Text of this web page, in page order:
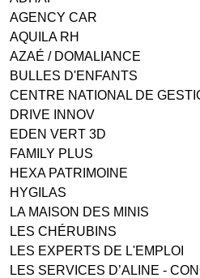
AGENCY CAR
AQUILA RH
AZAÉ / DOMALIANCE
BULLES D'ENFANTS
CENTRE NATIONAL DE
DRIVE INNOV
EDEN VERT 3D
FAMILY PLUS
HEXA PATRIMOINE
HYGILAS
LA MAISON DES MINIS
LES CHÉRUBINS
LES EXPERTS DE L'EMPLOI
LES SERVICES D’ALINE -